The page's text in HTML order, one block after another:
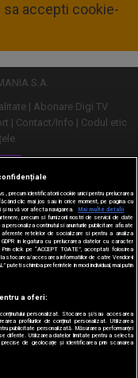
sa accepti cookie-
S.A.
Abonare Digi TV
Contact/Info
Codul etic
precum identificatorii cookie unici pentru prelucrarea
clic mai jos sau în orice moment, pe pagina cu
nu vă vor afecta navigarea.
Mai multe detalii
precum si furnizorii nostri de servicii de date
personaliza continutul si anunturile publicitare afisate
retelelor de socializare si pentru a analiza
in legatura cu prelucrarea datelor cu caracter
Prin click pe “ACCEPT TOATE”, acceptati folosirea
la stocarea/accesarea informatiilor de catre Vendor-ii
puteti schimba preferintele in mod individual, mai putin
a oferi:
personalizat. Stocarea și/sau accesarea
profilurilor de conținut personalizat. Utilizarea
publicitate personalizată. Măsurarea performanței
diferite. Utilizarea datelor limitate pentru a selecta
de geolocație și identificarea prin scanarea